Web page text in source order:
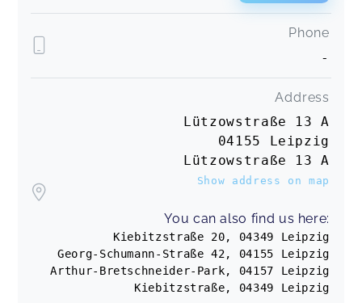
Eltern-Kind-Kurs "Löwenstark ins Leben" (für 2-Jährige)
Es war sehr schön. Die Zeit verging leider sehr
schnell. Würde ich jedem empfehlen.
Löwenstarker Krabbelspaß 2 (8.-12. Lebensmonat)
Christiane, Jun 05
Hat sehr viel Spaß gemacht mit euch.
Löwenstarker Krabbelspaß 2 (8.-12. Lebensmonat)
Karolina,Jun 05
Hat Baby und Mama Spaß gemacht! Die Lehrerin
Phone
-
Address
Lützowstraße 13 A
04155 Leipzig
Lützowstraße 13 A
Show address on map
You can also find us here:
Kiebitzstraße 20, 04349 Leipzig
Georg-Schumann-Straße 42, 04155 Leipzig
Arthur-Bretschneider-Park, 04157 Leipzig
Kiebitzstraße, 04349 Leipzig